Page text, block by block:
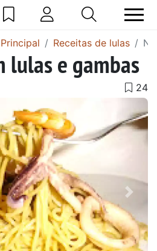
Receitas de lulas
lulas e gambas
Next